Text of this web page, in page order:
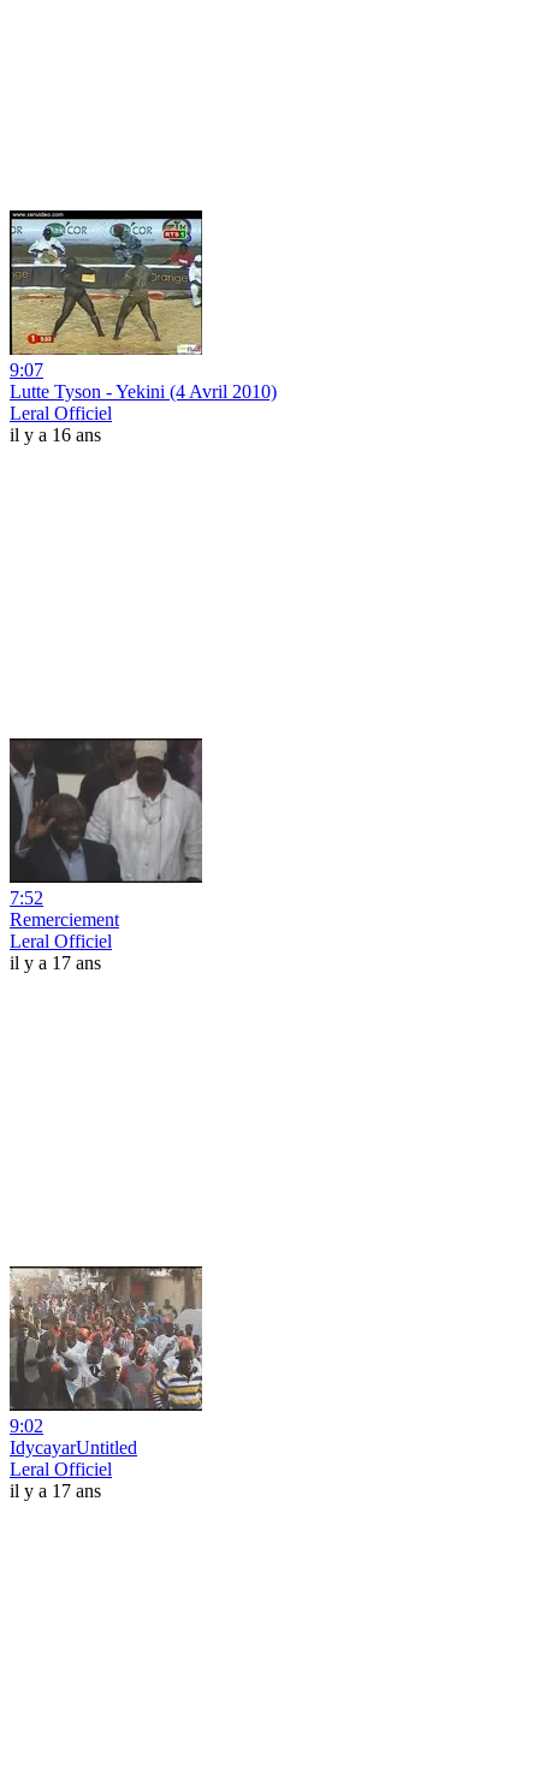
9:07
Lutte Tyson - Yekini (4 Avril 2010)
Leral Officiel
il y a 16 ans
7:52
Remerciement
Leral Officiel
il y a 17 ans
9:02
IdycayarUntitled
Leral Officiel
il y a 17 ans